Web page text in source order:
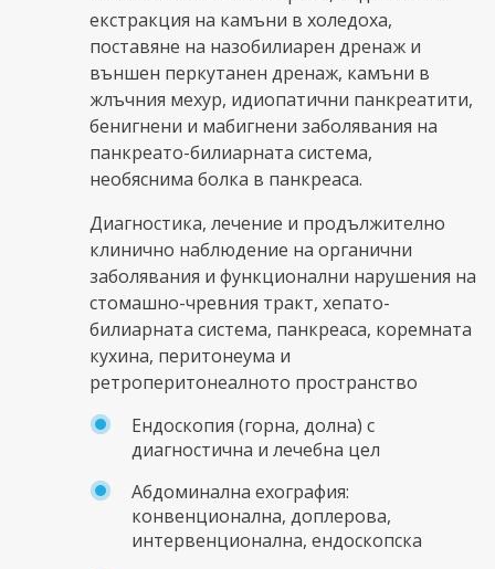
екстракция на камъни в холедоха,
поставяне на назобилиарен дренаж и
външен перкутанен дренаж, камъни в
жлъчния мехур, идиопатични панкреатити,
бенигнени и мабигнени заболявания на
панкреато-билиарната система,
необяснима болка в панкреаса.
Диагностика, лечение и продължително
клинично наблюдение на органични
заболявания и функционални нарушения на
стомашно-чревния тракт, хепато-
билиарната система, панкреаса, коремната
кухина, перитонеума и
ретроперитонеалното пространство
Ендоскопия (горна, долна) с
диагностична и лечебна цел
Абдоминална ехография:
конвенционална, доплерова,
интервенционална, ендоскопска